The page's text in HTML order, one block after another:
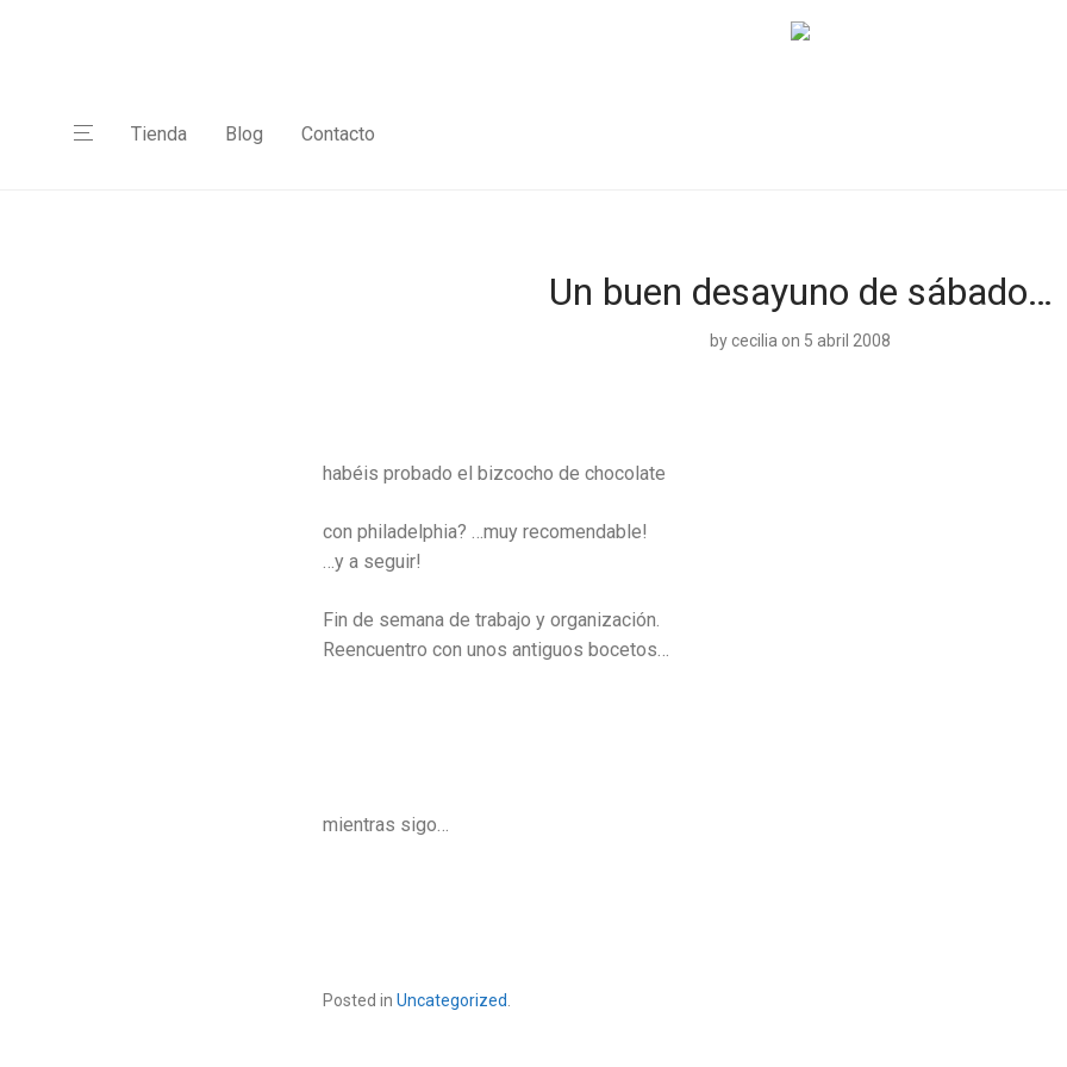
Tienda Blog Contacto
Un buen desayuno de sábado…
bycecilia on 5 abril 2008
habéis probado el bizcocho de chocolate
con philadelphia? …muy recomendable!
…y a seguir!
Fin de semana de trabajo y organización.
Reencuentro con unos antiguos bocetos…
mientras sigo…
Posted in Uncategorized